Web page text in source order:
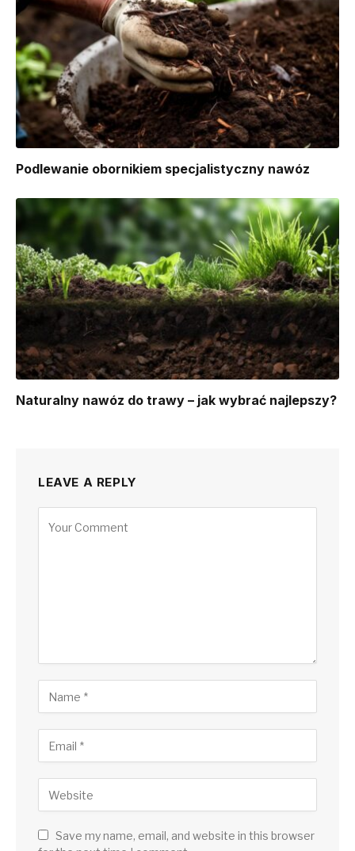
Podlewanie obornikiem specjalistyczny nawóz
Naturalny nawóz do trawy – jak wybrać najlepszy?
LEAVE A REPLY
Save my name, email, and website in this browser